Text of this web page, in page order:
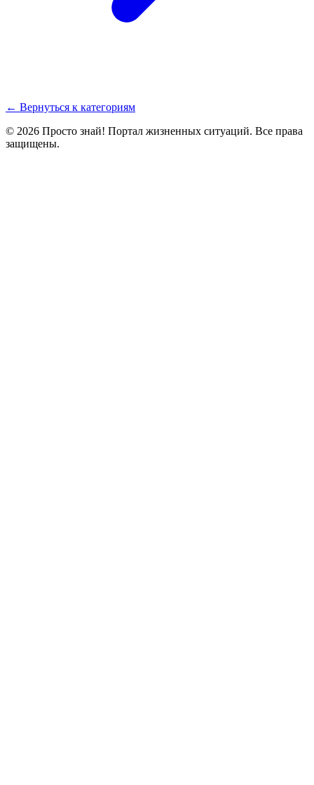
← Вернуться к категориям
© 2026 Просто знай! Портал жизненных ситуаций. Все права
защищены.